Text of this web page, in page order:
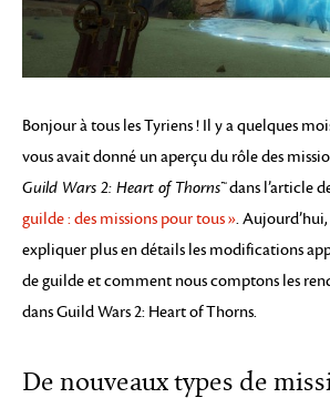
Bonjour à tous les Tyriens ! Il y a quelques
vous avait donné un aperçu du rôle des
Guild Wars 2: Heart of Thorns™dans l’article
guilde : des missions pour tous ».
expliquer plus en détails les modifications
de guilde et comment nous comptons les
dans Guild Wars 2: Heart of Thorns.
De nouveaux types de